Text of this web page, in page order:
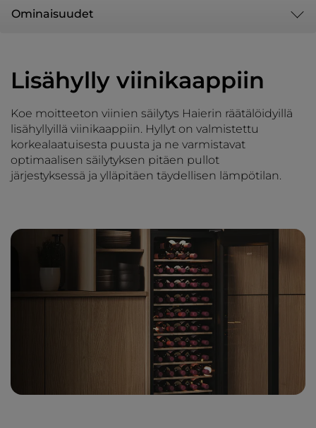
Ominaisuudet
Lisähylly viinikaappiin
Koe moitteeton viinien säilytys Haierin räätälöidyillä
lisähyllyillä viinikaappiin. Hyllyt on valmistettu
korkealaatuisesta puusta ja ne varmistavat
optimaalisen säilytyksen pitäen pullot
järjestyksessä ja ylläpitäen täydellisen lämpötilan.